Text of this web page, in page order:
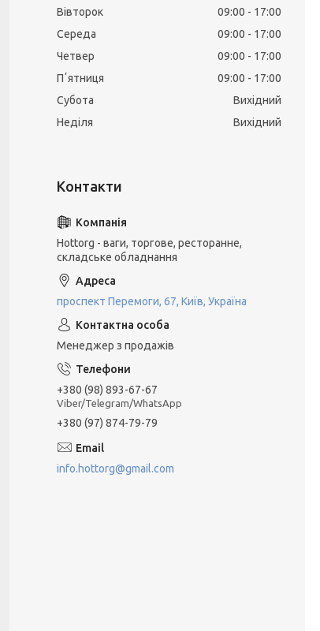
Вівторок
09:00
17:00
Середа
09:00
17:00
Четвер
09:00
17:00
Пʼятниця
09:00
17:00
Субота
Вихідний
Неділя
Вихідний
Hottorg - ваги, торгове, ресторанне,
складське обладнання
проспект Перемоги, 67, Київ, Україна
Менеджер з продажів
+380 (98) 893-67-67
Viber/Telegram/WhatsApp
+380 (97) 874-79-79
info.hottorg@gmail.com